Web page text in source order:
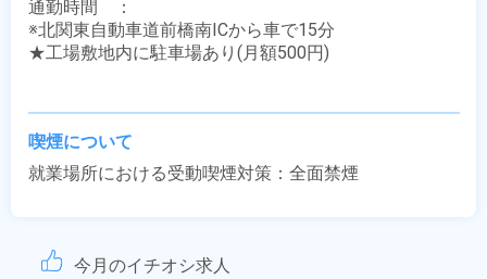
通勤時間　：
※北関東自動車道前橋南ICから車で15分
★工場敷地内に駐車場あり(月額500円)
喫煙について
就業場所における受動喫煙対策：全面禁煙
今月のイチオシ求人